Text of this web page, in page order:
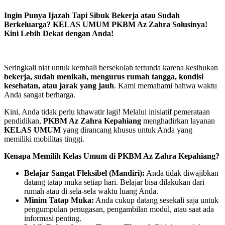
Ingin Punya Ijazah Tapi Sibuk Bekerja atau Sudah
Berkeluarga? KELAS UMUM PKBM Az Zahra Solusinya!
Kini Lebih Dekat dengan Anda!
Seringkali niat untuk kembali bersekolah tertunda karena kesibukan
bekerja, sudah menikah, mengurus rumah tangga, kondisi
kesehatan, atau jarak yang jauh. Kami memahami bahwa waktu
Anda sangat berharga.
Kini, Anda tidak perlu khawatir lagi! Melalui inisiatif pemerataan
pendidikan, PKBM Az Zahra Kepahiang menghadirkan layanan
KELAS UMUM yang dirancang khusus untuk Anda yang
memiliki mobilitas tinggi.
Kenapa Memilih Kelas Umum di PKBM Az Zahra Kepahiang?
Belajar Sangat Fleksibel (Mandiri): Anda tidak diwajibkan
datang tatap muka setiap hari. Belajar bisa dilakukan dari
rumah atau di sela-sela waktu luang Anda.
Minim Tatap Muka: Anda cukup datang sesekali saja untuk
pengumpulan penugasan, pengambilan modul, atau saat ada
informasi penting.